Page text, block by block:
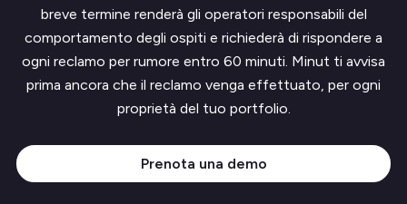
breve termine renderà gli operatori responsabili del
comportamento degli ospiti e richiederà di rispondere a
ogni reclamo per rumore entro 60 minuti. Minut ti avvisa
prima ancora che il reclamo venga effettuato, per ogni
proprietà del tuo portfolio.
Prenota una demo